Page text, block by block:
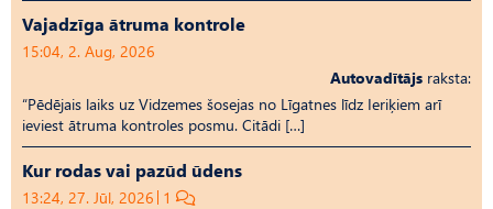
Vajadzīga ātruma kontrole
15:04, 2. Aug, 2026
Autovadītājs raksta:
“Pēdējais laiks uz Vid­ze­mes šosejas no Līgatnes līdz Ieriķiem arī
ieviest ātruma kontroles posmu. Citādi […]
Kur rodas vai pazūd ūdens
13:24, 27. Jūl, 2026 1